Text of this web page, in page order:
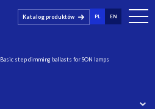
Katalog produktów PL EN
Basic step dimming ballasts for SON lamps